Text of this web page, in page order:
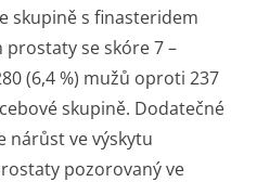
skupině s finasteridem
se skóre 7 –
(6,4 %) mužů oproti 237
skupině. Dodatečné
nárůst ve výskytu
pozorovaný ve